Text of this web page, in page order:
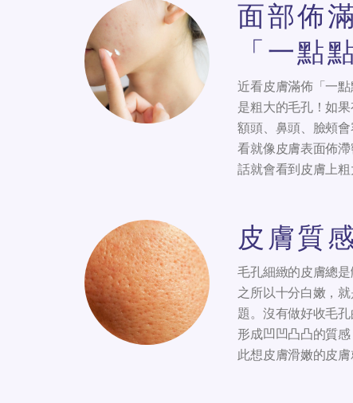
面部佈滿
「一點
近看皮膚滿佈「一
是粗大的毛孔！如
額頭、鼻頭、臉頰
看就像皮膚表面佈
話就會看到皮膚上粗
皮膚質
毛孔細緻的皮膚總
之所以十分白嫩，
題。沒有做好收毛
形成凹凹凸凸的質
此想皮膚滑嫩的皮膚